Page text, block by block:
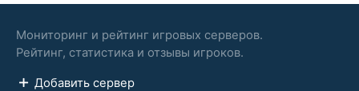
Мониторинг и рейтинг игровых серверов.
Рейтинг, статистика и отзывы игроков.
Добавить сервер